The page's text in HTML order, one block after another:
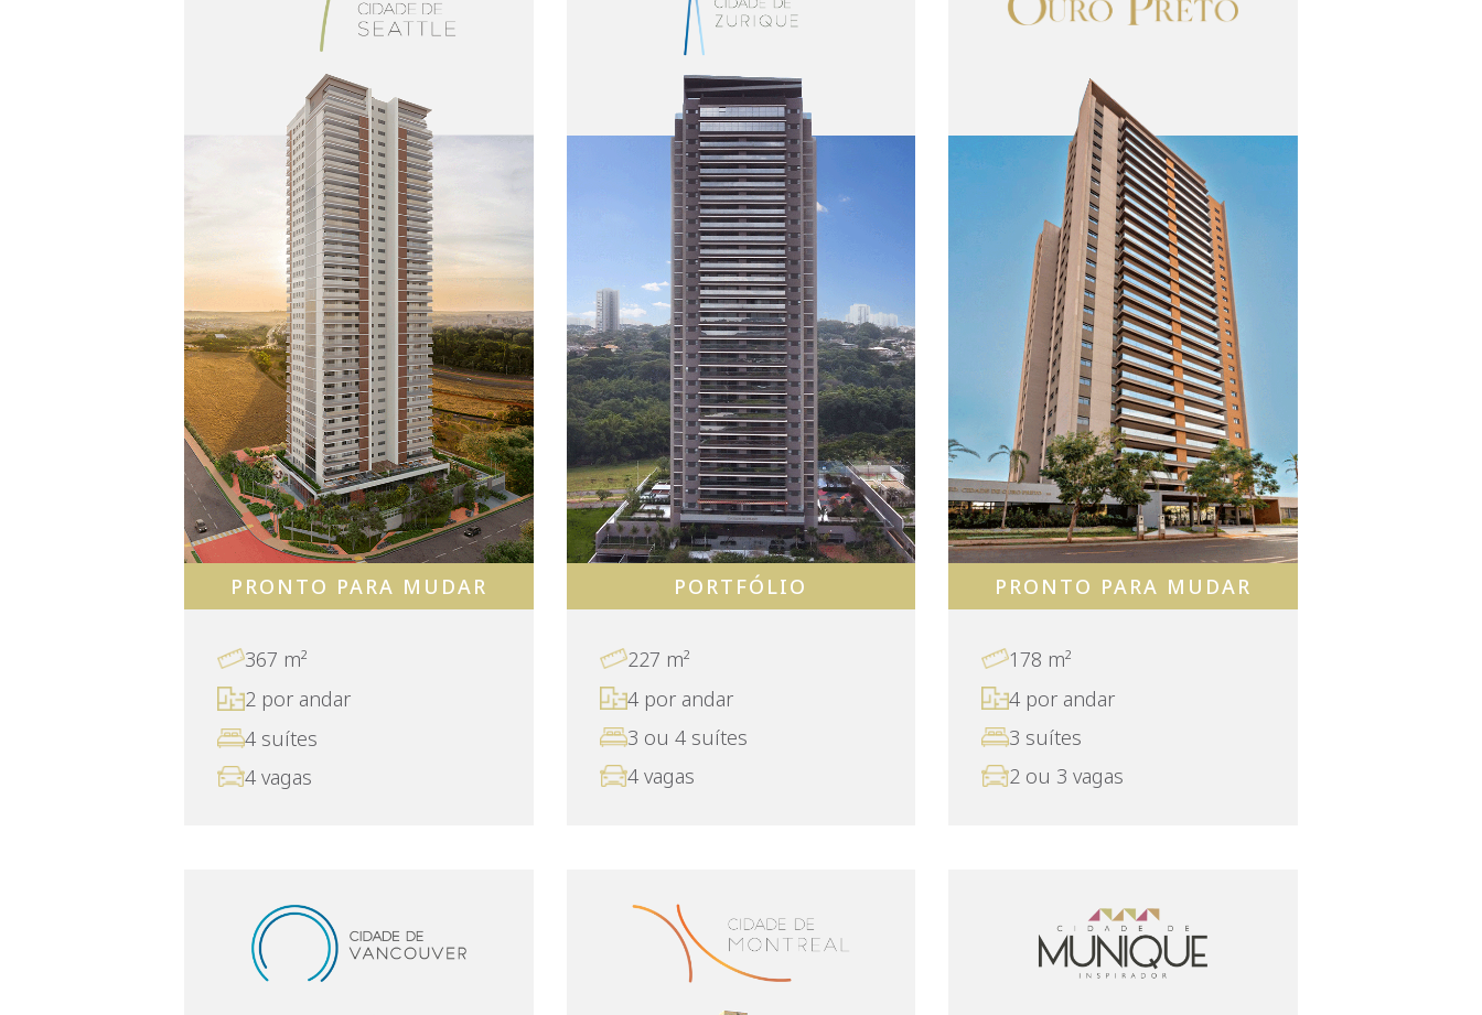
PRONTO PARA MUDAR
367 m²
2 por andar
4 suítes
4 vagas
PORTFÓLIO
227 m²
4 por andar
3 ou 4 suítes
4 vagas
PRONTO PARA MUDAR
178 m²
4 por andar
3 suítes
2 ou 3 vagas